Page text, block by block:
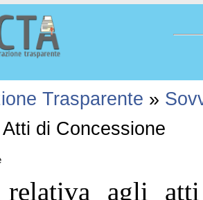
Trasparente »
Atti di Concessione
relativa agli